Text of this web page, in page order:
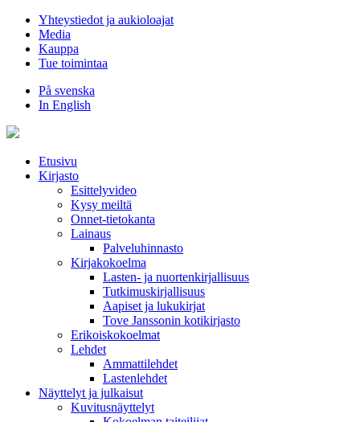
Hyppää
sisältöön
Yhteystiedot ja aukioloajat
Media
Kauppa
Tue toimintaa
På svenska
In English
Etusivu
Kirjasto
Esittelyvideo
Kysy meiltä
Onnet-tietokanta
Lainaus
Palveluhinnasto
Kirjakokoelma
Lasten- ja nuortenkirjallisuus
Tutkimuskirjallisuus
Aapiset ja lukukirjat
Tove Janssonin kotikirjasto
Erikoiskokoelmat
Lehdet
Ammattilehdet
Lastenlehdet
Näyttelyt ja julkaisut
Kuvitusnäyttelyt